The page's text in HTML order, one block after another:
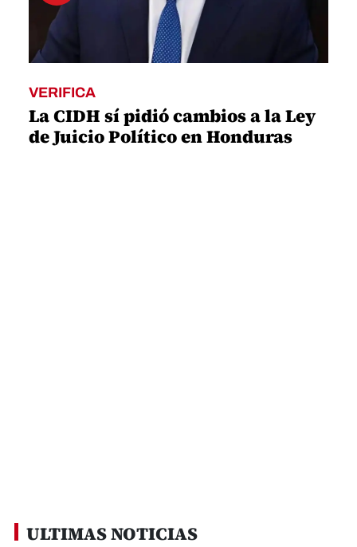
VERIFICA
La CIDH sí pidió cambios a la Ley
de Juicio Político en Honduras
ULTIMAS NOTICIAS